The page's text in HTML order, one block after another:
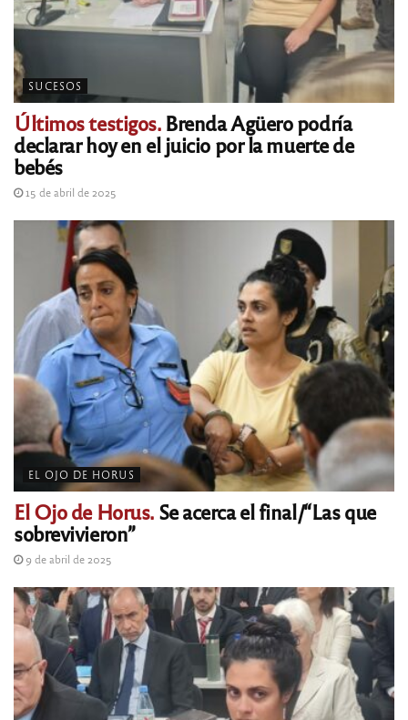
SUCESOS
Últimos testigos.Brenda Agüero podría
declarar hoy en el juicio por la muerte de
bebés
15 de abril de 2025
EL OJO DE HORUS
El Ojo de Horus.Se acerca el final/“Las que
sobrevivieron”
9 de abril de 2025